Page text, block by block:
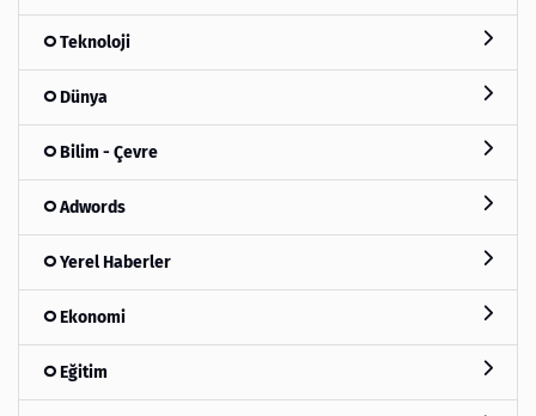
Teknoloji
Dünya
Bilim - Çevre
Adwords
Yerel Haberler
Ekonomi
Eğitim